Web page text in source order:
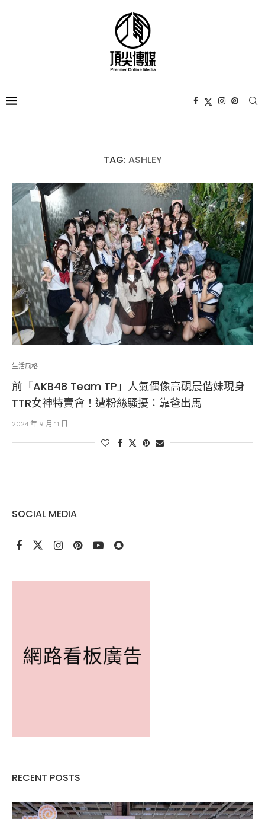
TAG: ASHLEY
生活風格
前「AKB48 Team TP」人氣偶像高硯晨偕妹現身
TTR女神特賣會！遭粉絲騷擾：靠爸出馬
2024 年 9 月 11 日
SOCIAL MEDIA
RECENT POSTS